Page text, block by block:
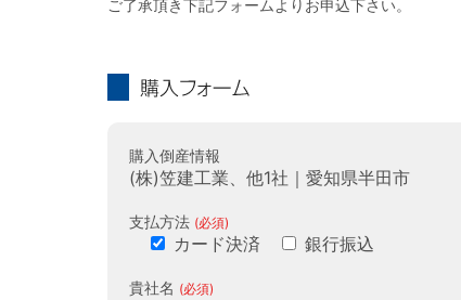
ご了承頂き下記フォームよりお申込下さい。
購入倒産情報
(株)笠建工業、他1社｜愛知県半田市
支払方法 (必須)
カード決済 銀行振込
貴社名 (必須)